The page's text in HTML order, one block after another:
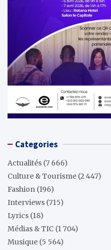
Categories
Actualités (7 666)
Culture & Tourisme (2 447)
Fashion (196)
Interviews (715)
Lyrics (18)
Médias & TIC (1 704)
Musique (5 564)